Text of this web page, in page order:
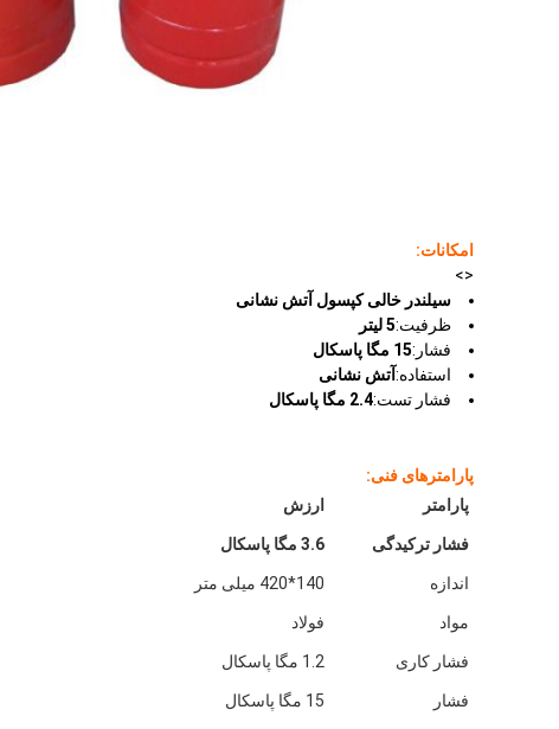
امکانات:
<>
سیلندر خالی کپسول آتش نشانی
ظرفیت:5 لیتر
فشار:15 مگا پاسکال
استفاده: آتش نشانی
فشار تست:2.4 مگا پاسکال
پارامترهای فنی:
پارامتر
ارزش
فشار ترکیدگی 3.6 مگا پاسکال
اندازه 140*420 میلی متر
مواد فولاد
فشار کاری 1.2 مگا پاسکال
فشار 15 مگا پاسکال